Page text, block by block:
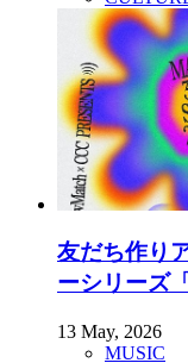
友だち作り
ーシリーズ
13 May, 2026
MUSIC